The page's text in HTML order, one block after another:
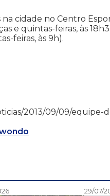
cidade no Centro
e quintas-feiras, às
feiras, às 9h).
2013/09/09/
29/07/